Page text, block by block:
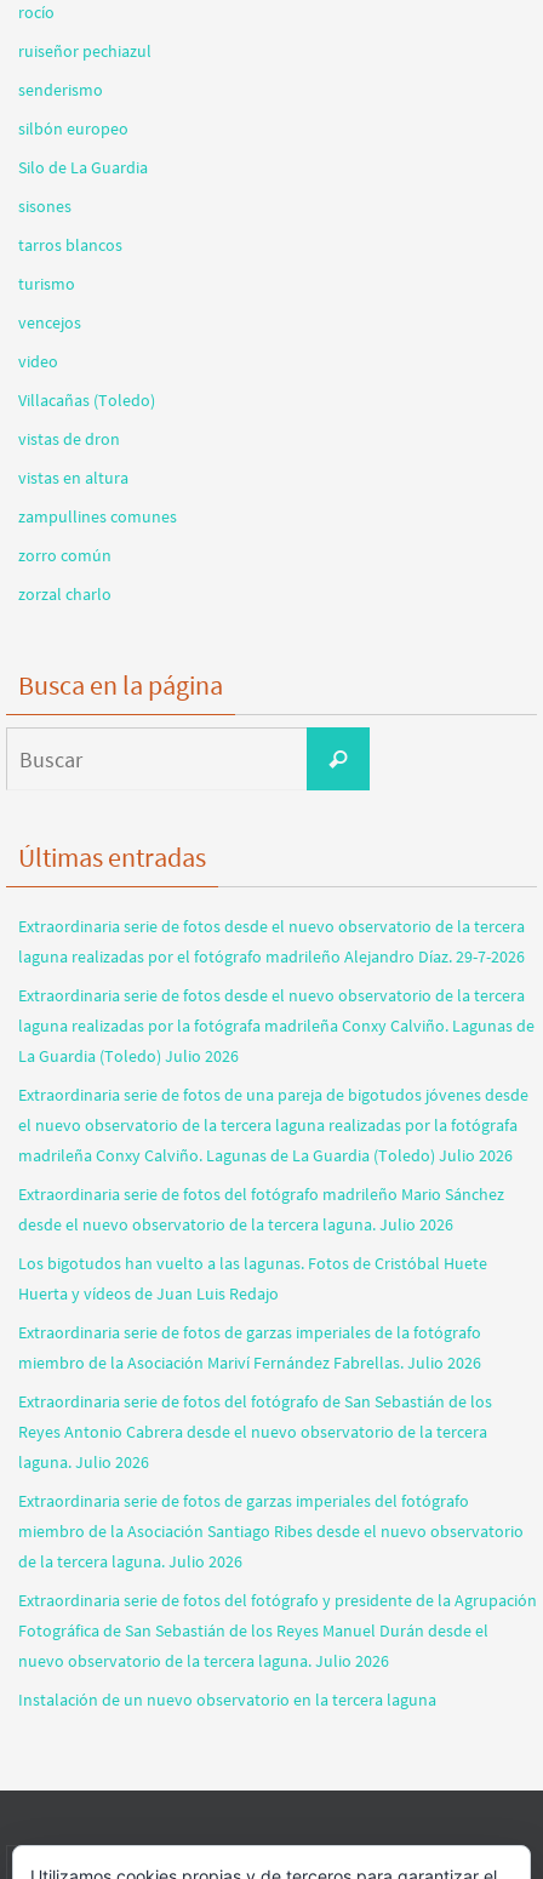
rocío
ruiseñor pechiazul
senderismo
silbón europeo
Silo de La Guardia
sisones
tarros blancos
turismo
vencejos
video
Villacañas (Toledo)
vistas de dron
vistas en altura
zampullines comunes
zorro común
zorzal charlo
Busca en la página
Buscar
Últimas entradas
Extraordinaria serie de fotos desde el nuevo observatorio de la tercera
laguna realizadas por el fotógrafo madrileño Alejandro Díaz. 29-7-2026
Extraordinaria serie de fotos desde el nuevo observatorio de la tercera
laguna realizadas por la fotógrafa madrileña Conxy Calviño. Lagunas de
La Guardia (Toledo) Julio 2026
Extraordinaria serie de fotos de una pareja de bigotudos jóvenes desde
el nuevo observatorio de la tercera laguna realizadas por la fotógrafa
madrileña Conxy Calviño. Lagunas de La Guardia (Toledo) Julio 2026
Extraordinaria serie de fotos del fotógrafo madrileño Mario Sánchez
desde el nuevo observatorio de la tercera laguna. Julio 2026
Los bigotudos han vuelto a las lagunas. Fotos de Cristóbal Huete
Huerta y vídeos de Juan Luis Redajo
Extraordinaria serie de fotos de garzas imperiales de la fotógrafo
miembro de la Asociación Mariví Fernández Fabrellas. Julio 2026
Extraordinaria serie de fotos del fotógrafo de San Sebastián de los
Reyes Antonio Cabrera desde el nuevo observatorio de la tercera
laguna. Julio 2026
Extraordinaria serie de fotos de garzas imperiales del fotógrafo
miembro de la Asociación Santiago Ribes desde el nuevo observatorio
de la tercera laguna. Julio 2026
Extraordinaria serie de fotos del fotógrafo y presidente de la Agrupación
Fotográfica de San Sebastián de los Reyes Manuel Durán desde el
nuevo observatorio de la tercera laguna. Julio 2026
Instalación de un nuevo observatorio en la tercera laguna
INICIO INFORMACIÓN ASOCIACION SUS HABITANTES